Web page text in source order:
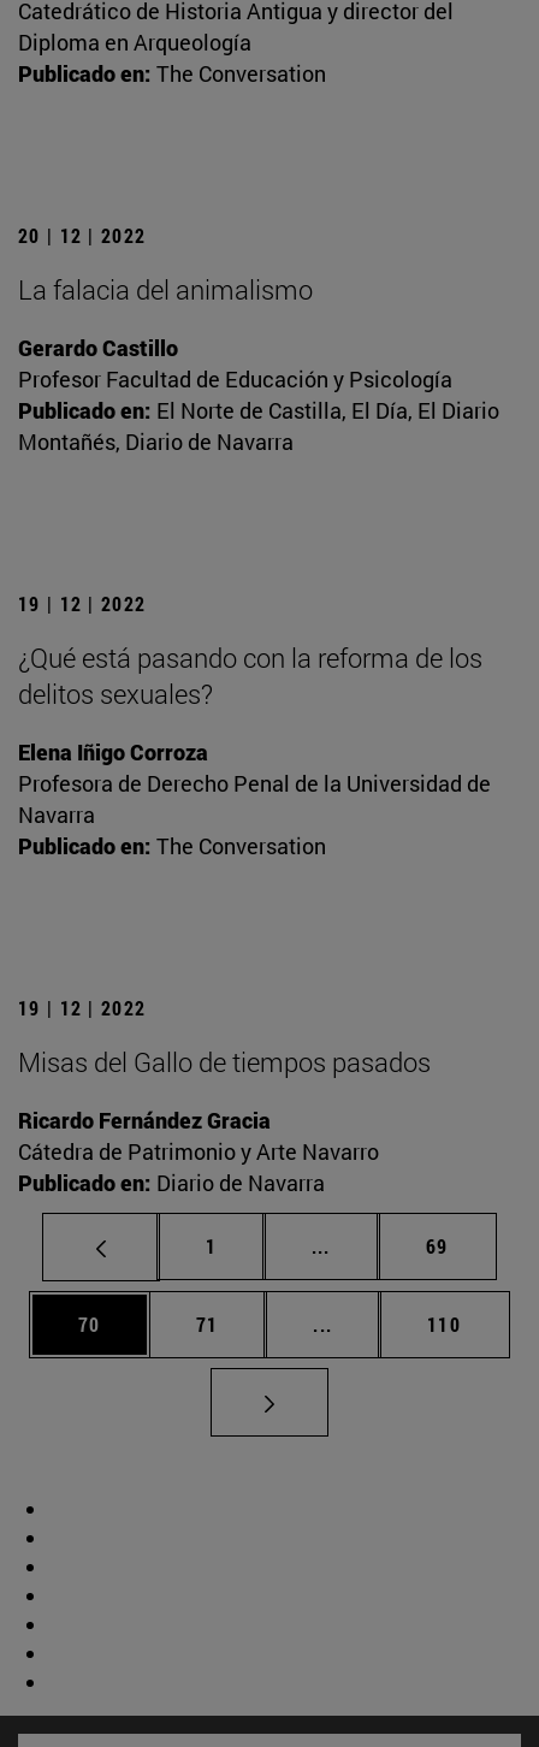
Catedrático de Historia Antigua y director del
Diploma en Arqueología
Publicado en: The Conversation
20 | 12 | 2022
La falacia del animalismo
Gerardo Castillo
Profesor Facultad de Educación y Psicología
Publicado en: El Norte de Castilla, El Día, El Diario
Montañés, Diario de Navarra
19 | 12 | 2022
¿Qué está pasando con la reforma de los
delitos sexuales?
Elena Iñigo Corroza
Profesora de Derecho Penal de la Universidad de
Navarra
Publicado en: The Conversation
19 | 12 | 2022
Misas del Gallo de tiempos pasados
Ricardo Fernández Gracia
Cátedra de Patrimonio y Arte Navarro
Publicado en: Diario de Navarra
Página
1 ... Páginas intermedias
Página
69
Página
70 Página
71 ... Páginas intermedias
Página
110